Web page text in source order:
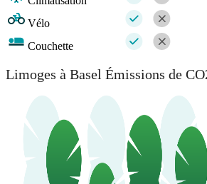
Vélo
Couchette
Limoges à Basel Émissions de